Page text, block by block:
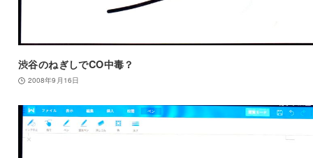
渋谷のねぎしでCO中毒？
2008年9月16日